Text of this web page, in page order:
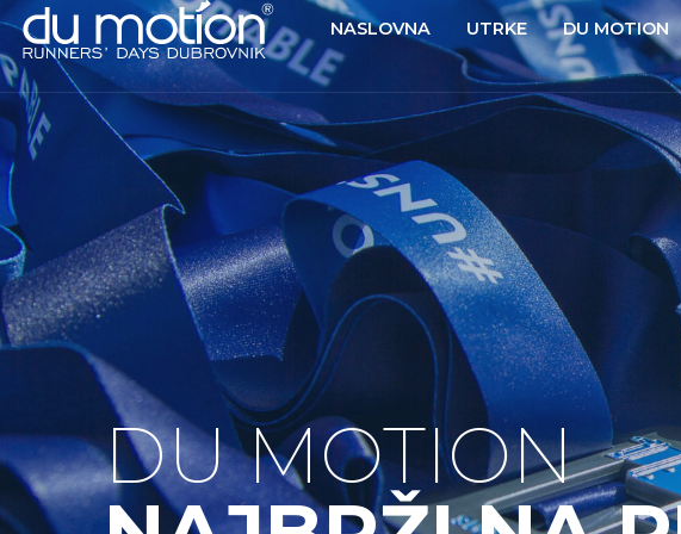
NASLOVNA UTRKE DU MOTION
DU MOTION